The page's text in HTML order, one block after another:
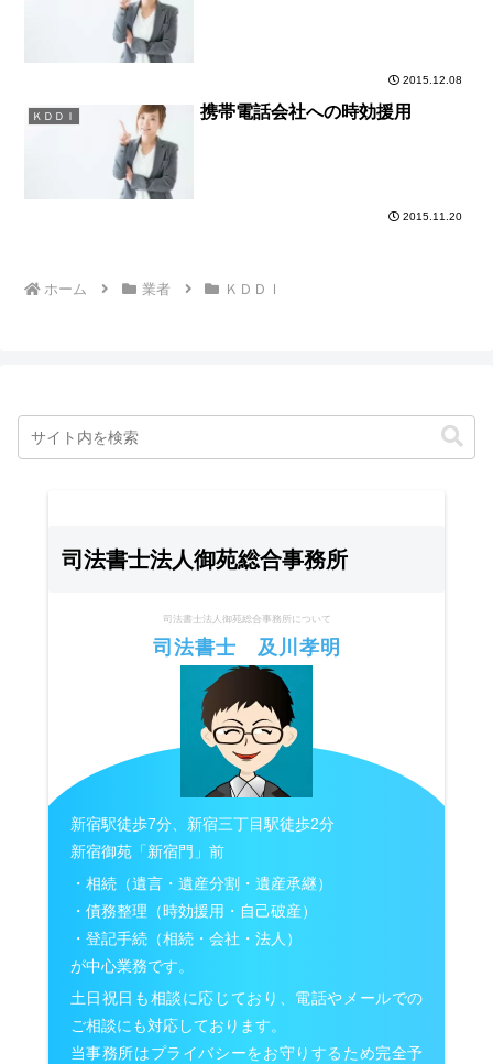
2015.12.08
ＫＤＤＩ 携帯電話会社への時効援用
2015.11.20
ホーム 業者 ＫＤＤＩ
司法書士法人御苑総合事務所
司法書士法人御苑総合事務所について
司法書士 及川孝明
新宿駅徒歩7分、新宿三丁目駅徒歩2分
新宿御苑「新宿門」前
・相続（遺言・遺産分割・遺産承継）
・債務整理（時効援用・自己破産）
・登記手続（相続・会社・法人）
が中心業務です。
土日祝日も相談に応じており、電話やメールでの
ご相談にも対応しております。
当事務所はプライバシーをお守りするため完全予